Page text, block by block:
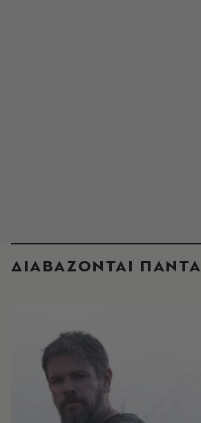
ΔΙΑΒΑΖΟΝΤΑΙ ΠΑΝΤΑ